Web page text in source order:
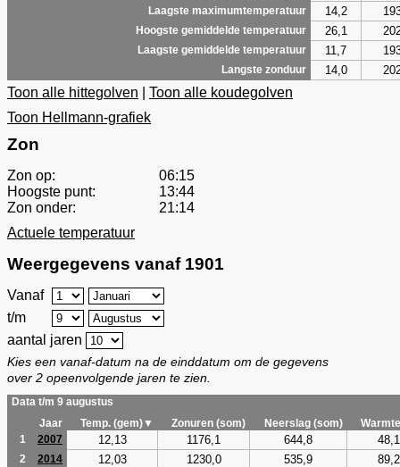
Laagste maximumtemperatuur 14,2
Hoogste gemiddelde temperatuur 26,1
Laagste gemiddelde temperatuur 11,7
Langste zonduur 14,0
Toon alle hittegolven
Toon alle koudegolven
Toon Hellmann-grafiek
Zon
Zon op:
06:15
Hoogste punt:
13:44
Zon onder:
21:14
Actuele temperatuur
Weergegevens vanaf 1901
Vanaf
t/m
aantal jaren
Kies een vanaf-datum na de einddatum om de gegevens
over 2 opeenvolgende jaren te zien.
Data t/m 9 augustus
Jaar
Temp. (gem)▼ Zonuren (som) Neerslag (som)
1
2007 12,13 1176,1 644,8 48,1
2 2014 12,03 1230,0 535,9 89,2